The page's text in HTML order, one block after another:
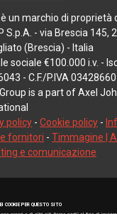
COOKIE PER QUESTO SITO
un marchio di proprietà
S.p.A. - via Brescia 145,
(Brescia) - Italia
sociale €100.000 i.v. -
- C.F./P.IVA
is a part of Axel
policy - Cookie policy -
fornitori - Timmagine |
e comunicazione